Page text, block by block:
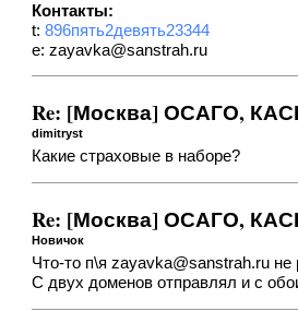
Контакты:
t:896пять2девять23344
e:zayavka@sanstrah.ru
Re: [Москва] ОСАГО,
dimitryst
Какие страховые в наборе?
Re: [Москва] ОСАГО,
Новичок
Что-то п\яzayavka@sanstrah.ru не
С двух доменов отправлял и с